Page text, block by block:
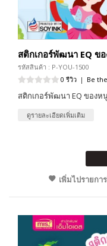
สติกเกอร์พัฒนา EQ ข
รหัสสินค้า : P-YOU-1500
0 รีวิว | Be
สติกเกอร์พัฒนา EQ ของห
ดูรายละเอียดเพิ่มเติม
เพิ่มไปรายกา